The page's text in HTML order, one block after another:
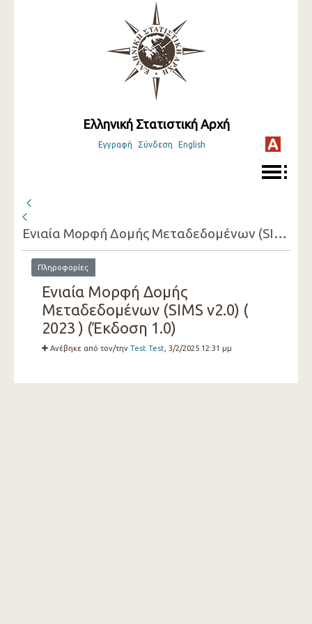
Ελληνική Στατιστική Αρχή
Εγγραφή Σύνδεση English
Ενιαία Μορφή Δομής Μεταδεδομένων (SIMS v2.0) ( 2023 )
Πληροφορίες
Ενιαία Μορφή Δομής
Μεταδεδομένων (SIMS v2.0) (
2023 ) (Έκδοση 1.0)
Ανέβηκε από τον/την Test Test , 3/2/2025 12:31 μμ